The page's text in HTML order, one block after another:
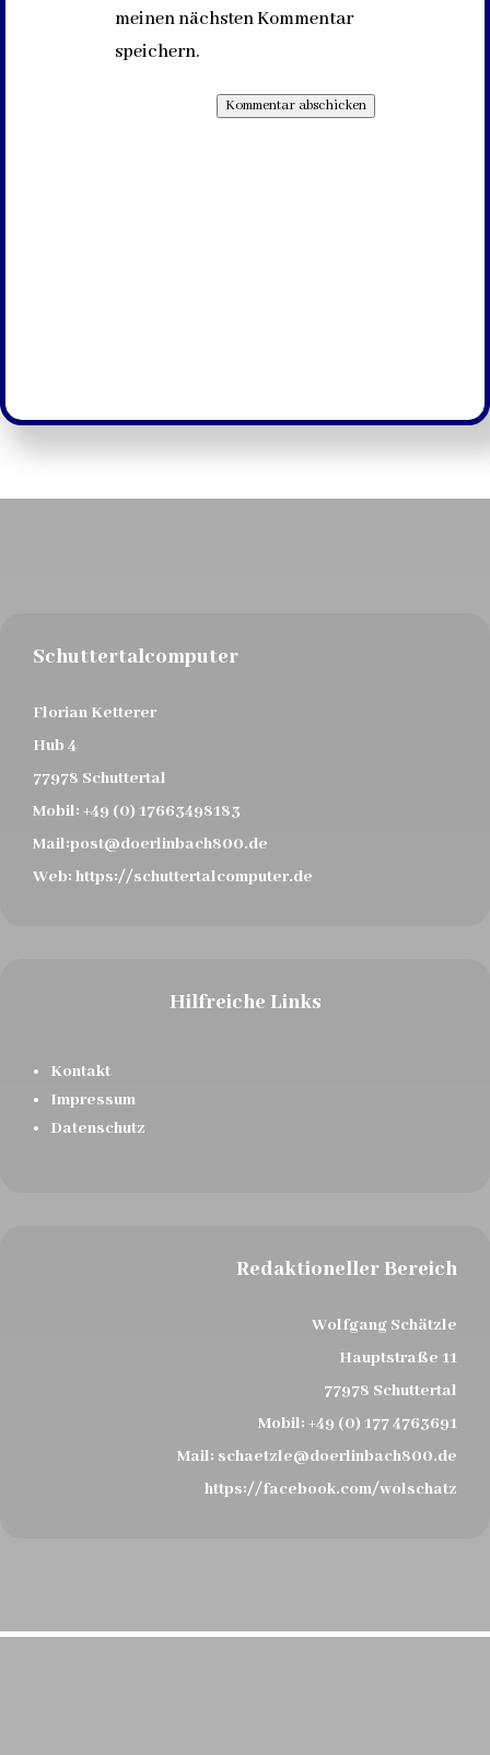
meinen nächsten Kommentar
speichern.
Kommentar abschicken
Schuttertalcomputer
Florian Ketterer
Hub 4
77978 Schuttertal
Mobil: +49 (0) 17663498183
Mail:post@doerlinbach800.de
Web: https://schuttertalcomputer.de
Hilfreiche Links
Kontakt
Impressum
Datenschutz
Redaktioneller Bereich
Wolfgang Schätzle
Hauptstraße 11
77978 Schuttertal
Mobil: +49 (0) 177 4763691
Mail: schaetzle@doerlinbach800.de
https://facebook.com/wolschatz